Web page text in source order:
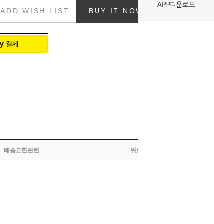
ADD WISH LIST BUY IT NOW
배송교환관련 위로 올라가기